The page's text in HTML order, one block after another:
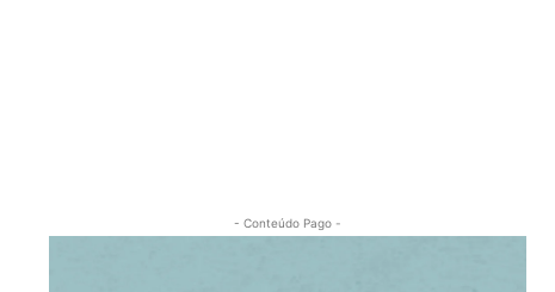
- Conteúdo Pago -